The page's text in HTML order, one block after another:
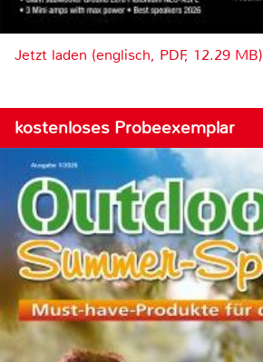
Jetzt laden (englisch, PDF, 12.29 MB)
kostenloses Probeexemplar